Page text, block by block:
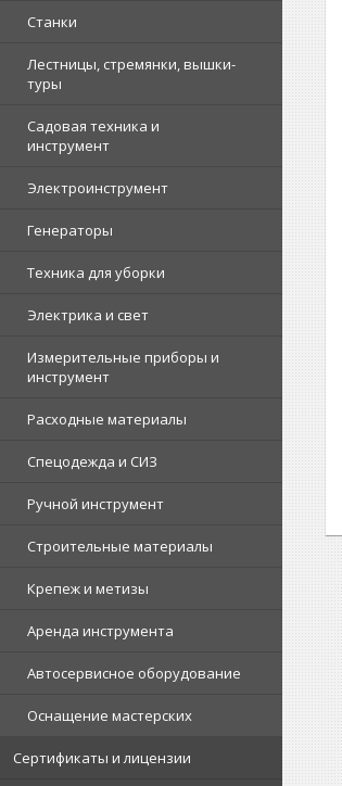
Станки
Лестницы, стремянки, вышки-
туры
Садовая техника и
инструмент
Электроинструмент
Генераторы
Техника для уборки
Электрика и свет
Измерительные приборы и
инструмент
Расходные материалы
Спецодежда и СИЗ
Ручной инструмент
Строительные материалы
Крепеж и метизы
Аренда инструмента
Автосервисное оборудование
Оснащение мастерских
Сертификаты и лицензии